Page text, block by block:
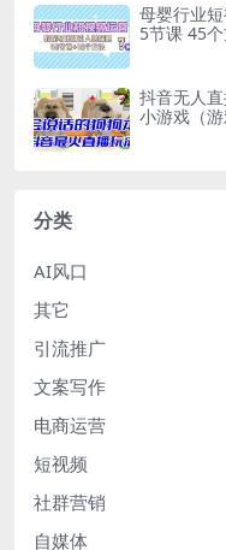
母婴行业
5节课 45
抖音无人
小游戏（游
分类
AI风口
其它
引流推广
文案写作
电商运营
短视频
社群营销
自媒体